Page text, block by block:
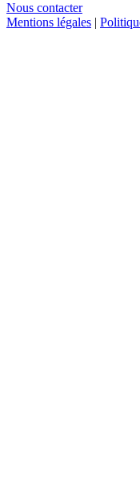
Nous contacter
Mentions légales |